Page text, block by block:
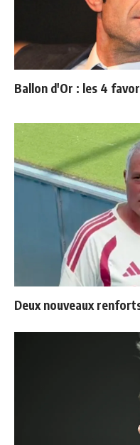
Ballon d'Or : les 4
Deux nouveaux